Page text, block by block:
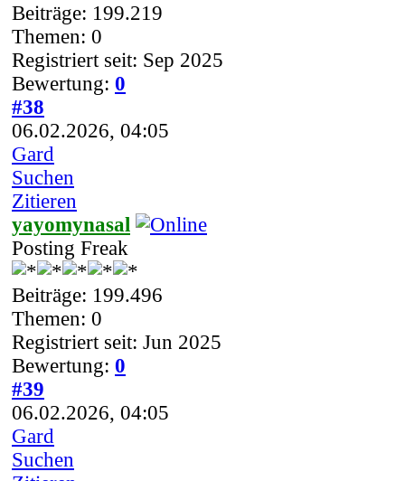
Beiträge: 199.219
Themen: 0
Registriert seit: Sep 2025
Bewertung: 0
#38
06.02.2026, 04:05
Gard
Suchen
Zitieren
yayomynasal
Posting Freak
Beiträge: 199.496
Themen: 0
Registriert seit: Jun 2025
Bewertung: 0
#39
06.02.2026, 04:05
Gard
Suchen